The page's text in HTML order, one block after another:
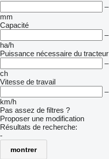
–
mm
Capacité
–
ha/h
Puissance nécessaire du tracteur
–
ch
Vitesse de travail
–
km/h
Pas assez de filtres ?
Proposer une modification
Résultats de recherche:
-
montrer